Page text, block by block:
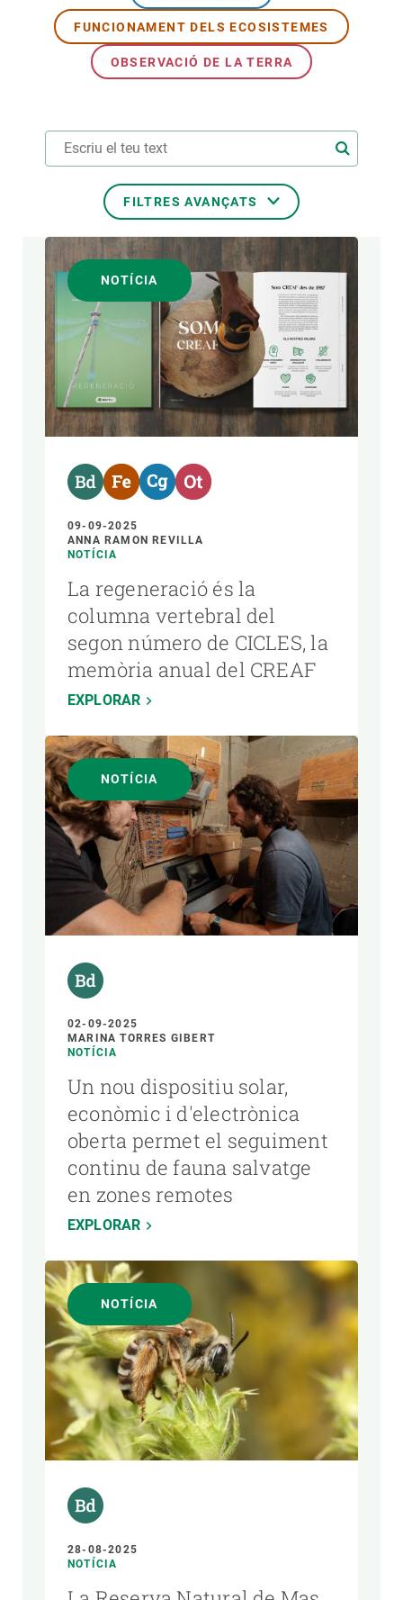
FUNCIONAMENT DELS ECOSISTEMES
OBSERVACIÓ DE LA TERRA
FILTRES AVANÇATS
TEMES TRANSVERSALS
FORMAT
AUTOR
NOTÍCIA
09-09-2025
ANNA RAMON REVILLA
NOTÍCIA
La regeneració és la
columna vertebral del
segon número de CICLES, la
memòria anual del CREAF
EXPLORAR
NOTÍCIA
02-09-2025
MARINA TORRES GIBERT
NOTÍCIA
Un nou dispositiu solar,
econòmic i d'electrònica
oberta permet el seguiment
continu de fauna salvatge
en zones remotes
EXPLORAR
NOTÍCIA
28-08-2025
NOTÍCIA